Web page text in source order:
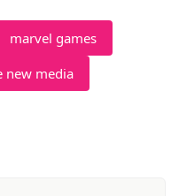
marvel games
new media